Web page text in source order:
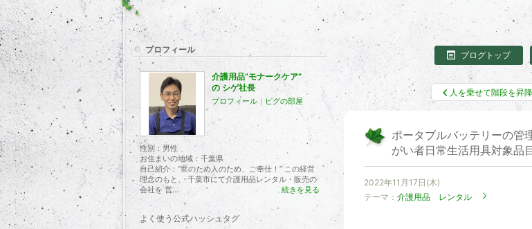
ブログトップ
人を乗せて階段を昇
ポータブルバッテリーの
がい者日常生活用具対象品
2022年11月17日(木)
テーマ： 介護用品 レンタル
プロフィール
介護用品”モナークケア”
の シゲ社長
プロフィール ｜ ピグの部屋
性別： 男性
お住まいの地域： 千葉県
自己紹介：”世のため人のため、ご奉仕！” この経営
理念のもと、 千葉市にて介護用品レンタル・販売の
会社を 営...
続きを見る
よく使う公式ハッシュタグ